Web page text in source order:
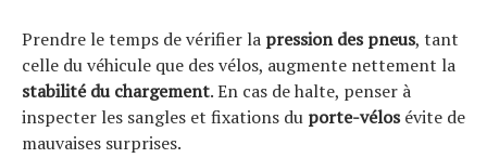
Prendre le temps de vérifier la pression des pneus, tant
celle du véhicule que des vélos, augmente nettement la
stabilité du chargement. En cas de halte, penser à
inspecter les sangles et fixations du porte-vélosévite de
mauvaises surprises.